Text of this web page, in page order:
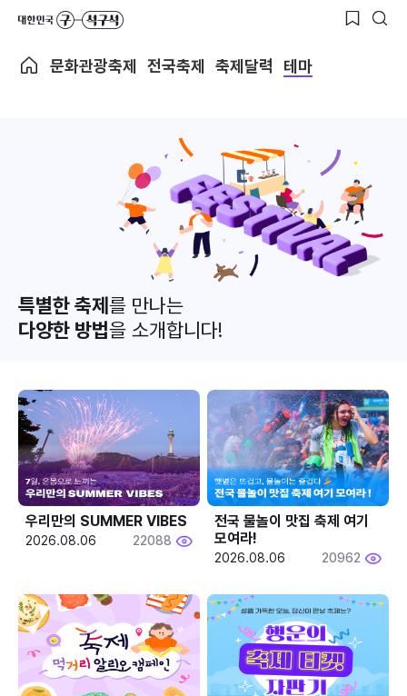
문화관광축제 전국축제 축제달력 테마
특별한 축제를 만나는
다양한 방법을 소개합니다!
우리만의 SUMMER VIBES
2026.08.06 22088
전국 물놀이 맛집 축제 여기
모여라!
2026.08.06 20962